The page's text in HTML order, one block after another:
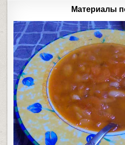
Материалы